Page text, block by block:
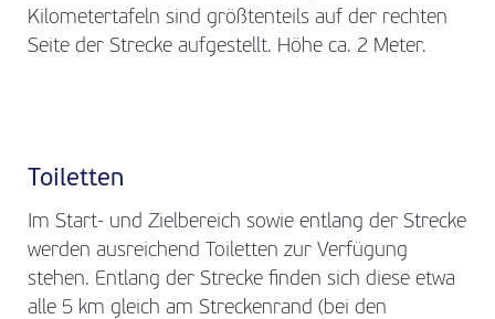
Kilometertafeln sind größtenteils auf der rechten
Seite der Strecke aufgestellt. Höhe ca. 2 Meter.
Toiletten
Im Start- und Zielbereich sowie entlang der Strecke
werden ausreichend Toiletten zur Verfügung
stehen. Entlang der Strecke finden sich diese etwa
alle 5 km gleich am Streckenrand (bei den